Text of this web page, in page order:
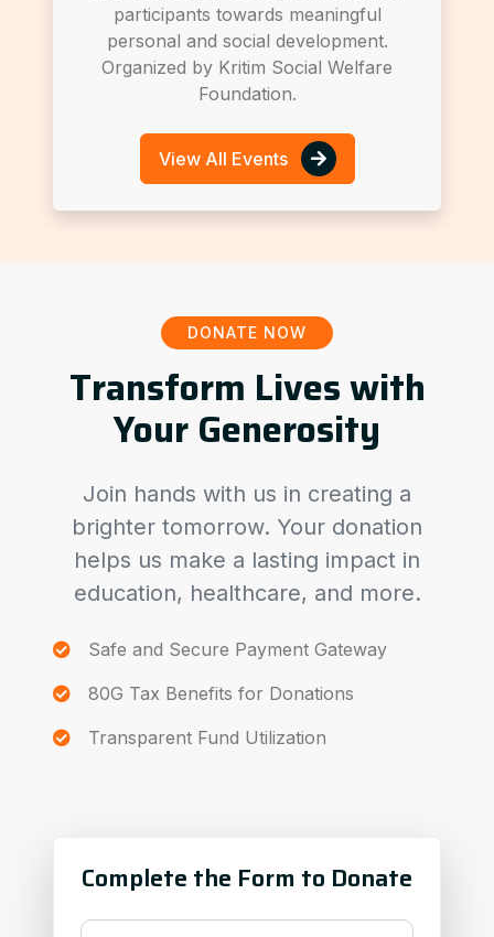
participants towards meaningful
personal and social development.
Organized by Kritim Social Welfare
Foundation.
View All Events
DONATE NOW
Transform Lives with
Your Generosity
Join hands with us in creating a
brighter tomorrow. Your donation
helps us make a lasting impact in
education, healthcare, and more.
Safe and Secure Payment Gateway
80G Tax Benefits for Donations
Transparent Fund Utilization
Complete the Form to Donate